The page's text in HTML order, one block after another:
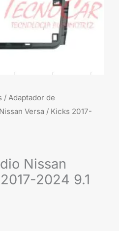
/ Adaptador de
Versa / Kicks 2017-
Nissan
2024 9.1